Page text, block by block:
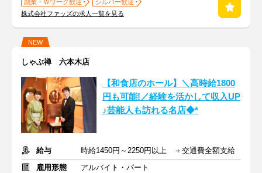
副業・Ｗワーク歓迎
シルバー歓迎
株式会社ファッズの求人一覧を見る
NEW
しゃぶ禅 六本木店
【和食店のホール】＼高時給1800
円も可能!／経験を活かして収入UP
♪芸能人も訪れる名店◆*
給与
時給1450円～2250円以上 ＋交通費全額支給
雇用形態
アルバイト・パート